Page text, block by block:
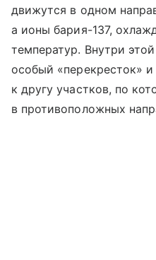
движутся в одном
а ионы бария-137,
температур. Внутри
особый «перекресток»
к другу участков, по
в противоположных